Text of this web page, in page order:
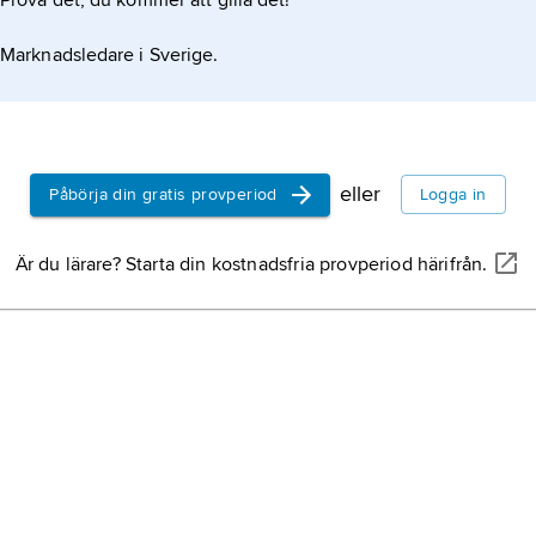
Marknadsledare i Sverige.
Påbörja din gratis provperiod eller Logga in
Är du lärare? Starta din kostnadsfria provperiod härifrån.